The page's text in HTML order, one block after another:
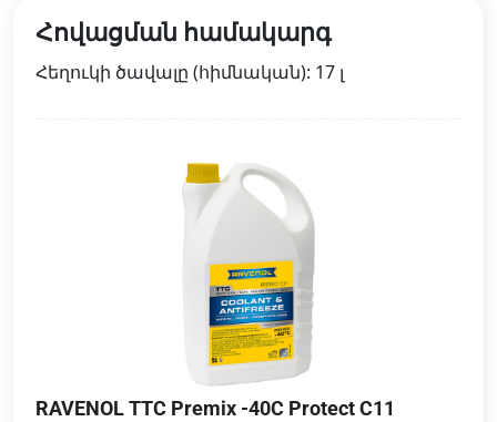
Հովացման համակարգ
Հեղուկի ծավալը (հիմնական): 17 լ
RAVENOL TTC Premix -40C Protect C11